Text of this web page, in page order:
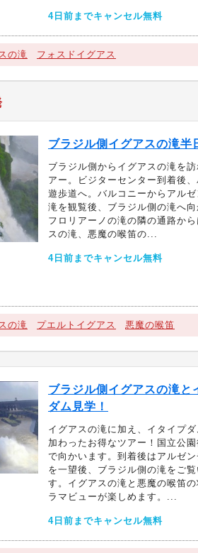
4日前までキャンセル無料
の滝 フォスドイグアス
ブラジル側イグアスの滝半
ブラジル側からイグアスの滝を
アー。ビジターセンター到着後、
遊歩道へ。バルコニーからアル
滝を観覧後、ブラジル側の滝へ向
フロリアーノの滝の隣の通路か
スの滝、悪魔の喉笛の...
4日前までキャンセル無料
の滝 プエルトイグアス 悪魔の喉笛
ブラジル側イグアスの滝と
ダム見学！
イグアスの滝に加え、イタイプダ
加わったお得なツアー！国立公
で向かいます。到着後はアルゼ
を一望後、ブラジル側の滝をご覧
す。イグアスの滝と悪魔の喉笛の
ラマビューが楽しめます。...
4日前までキャンセル無料